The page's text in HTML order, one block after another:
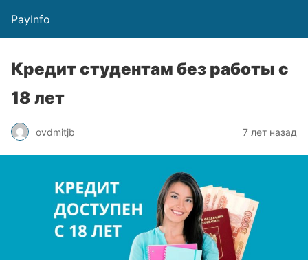
PayInfo
Кредит студентам без работы с
18 лет
ovdmitjb 7 лет назад